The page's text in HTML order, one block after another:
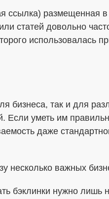
ссылка) размещенная в
статей довольно
использовалась
бизнеса, так и для
Если уметь им
даже
несколько важных
бэклинки нужно лишь